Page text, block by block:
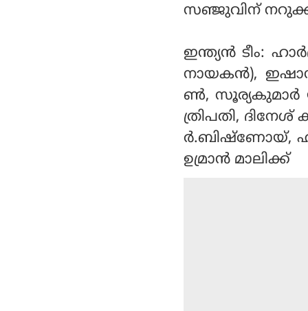
സഞ്ജുവിന്
ഇന്ത്യന്‍ ടീം:
നായകന്‍),
ണ്‍, സൂര്യകുമാര്‍
ത്രിപതി,
ര്‍.ബിഷ്‌ണോയ്,
ഉമ്രാന്‍ മാലിക്ക്